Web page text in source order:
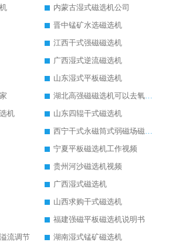
内蒙古湿式磁选机公司
晋中锰矿水选磁选机
江西干式强磁磁选机
广西湿式逆流磁选机
山东湿式平板磁选机
湖北高强磁磁选机可以去氧化铝
机
山东四辊干式磁选机
西宁干式永磁筒式弱磁场磁选机结构图
宁夏平板磁选机工作视频
贵州河沙磁选机视频
广西湿式磁选机
山西求购干式磁选机
福建强磁平板磁选机说明书
流调节
湖南湿式锰矿磁选机